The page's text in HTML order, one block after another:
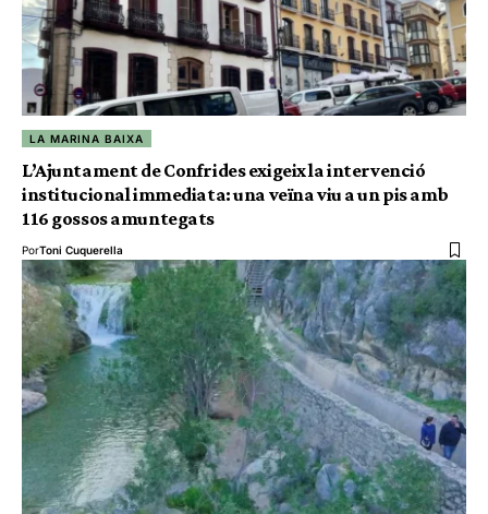
LA MARINA BAIXA
L’Ajuntament de Confrides exigeix la intervenció
institucional immediata: una veïna viu a un pis amb
116 gossos amuntegats
PorToni Cuquerella